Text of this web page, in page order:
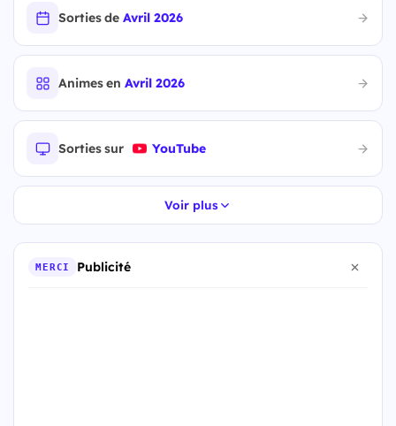
Sorties deAvril 2026
Animes enAvril 2026
Sorties sur YouTube
Voir plus
MERCI Publicité